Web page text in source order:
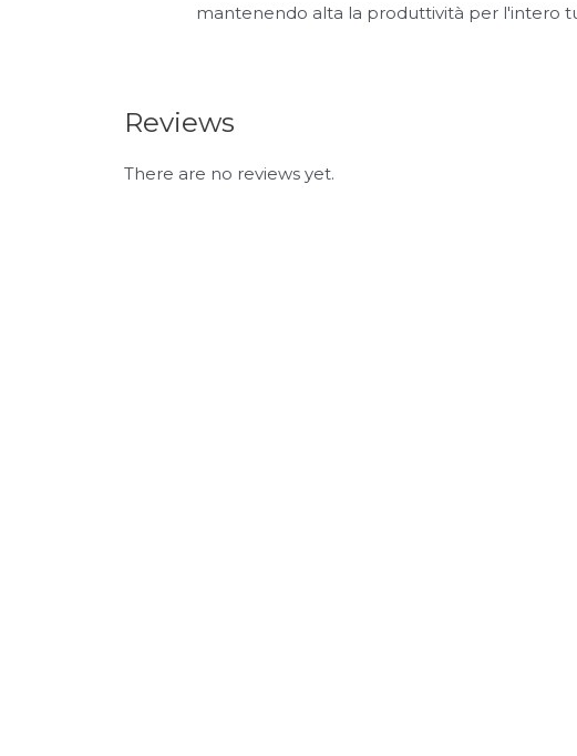
mantenendo alta la produttività per l'intero
Reviews
There are no reviews yet.